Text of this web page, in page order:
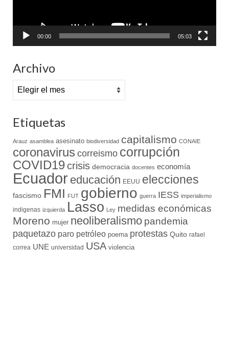
00:00 05:03
Archivo
Archivo
Etiquetas
Arauz asamblea asesinato biodiversidad capitalismo CONAIE
coronavirus correismo corrupción
COVID19crisis democracia docentes economía
Ecuador educación EEUU elecciones
fascismo FMI FUT gobierno guerra IESS imperialismo
indigenas izquierda Lasso Ley medidas económicas
Moreno mujer neoliberalismo pandemia
paquetazo paro petróleo poema protestas Quito rafael
correa UNE universidad USA violencia